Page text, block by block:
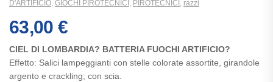
D'ARTIFICIO, GIOCHI PIROTECNICI , PIROTECNICI , razzi
63,00 €
CIEL DI LOMBARDIA? BATTERIA FUOCHI ARTIFICIO?
Effetto: Salici lampeggianti con stelle colorate assortite, girandole
argento e crackling; con scia.